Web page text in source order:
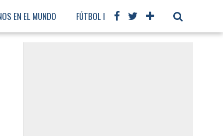
EN EL MUNDO FÚTBOL INTERNACIONAL